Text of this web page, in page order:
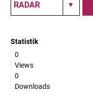
Statistik
0
Views
0
Downloads